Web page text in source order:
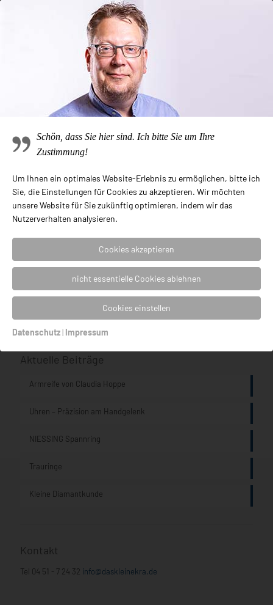
Produktkategorien
Lübeck Schmuck
Ohrstecker
Silber Gold Kollektion
Sternzeichen
Uhren TRIWA Humanium, Ocean Plastic, Non Violence
Aktuelle Beiträge
Armreife von Claudia Hoppe
Uhren – Präzision am Handgelenk
NIESSING Spannring
Trauringe
Kleine Diamantkunde
Kontakt
Tel 04 51 - 7 24 32 info@daskleinekra.de
Schön, dass Sie hier sind. Ich bitte Sie um Ihre
Zustimmung!
Um Ihnen ein optimales Website-Erlebnis zu ermöglichen, bitte ich
Sie, die Einstellungen für Cookies zu akzeptieren. Wir möchten
unsere Website für Sie zukünftig optimieren, indem wir das
Nutzerverhalten analysieren.
Cookies akzeptieren
nicht essentielle Cookies ablehnen
Cookies einstellen
Datenschutz| Impressum